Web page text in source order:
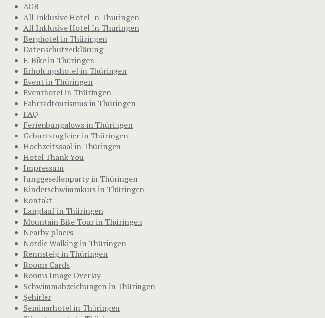
AGB
All Inklusive Hotel In Thuringen
All Inklusive Hotel In Thuringen
Berghotel in Thüringen
Datenschutzerklärung
E-Bike in Thüringen
Erholungshotel in Thüringen
Event in Thüringen
Eventhotel in Thüringen
Fahrradtourismus in Thüringen
FAQ
Ferienbungalows in Thüringen
Geburtstagfeier in Thüringen
Hochzeitssaal in Thüringen
Hotel Thank You
Impressum
Junggesellenparty in Thüringen
Kinderschwimmkurs in Thüringen
Kontakt
Langlauf in Thüringen
Mountain Bike Tour in Thüringen
Nearby places
Nordic Walking in Thüringen
Rennsteig in Thüringen
Rooms Cards
Rooms Image Overlay
Schwimmabzeichungen in Thüringen
Şehirler
Seminarhotel in Thüringen